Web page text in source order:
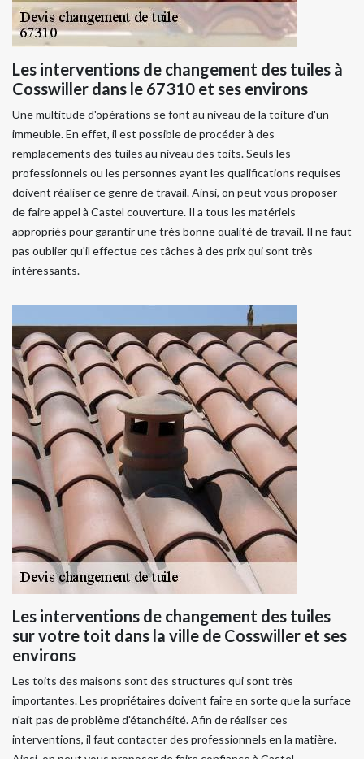
Les interventions de changement des tuiles à
Cosswiller dans le 67310 et ses environs
Une multitude d'opérations se font au niveau de la toiture d'un
immeuble. En effet, il est possible de procéder à des
remplacements des tuiles au niveau des toits. Seuls les
professionnels ou les personnes ayant les qualifications requises
doivent réaliser ce genre de travail. Ainsi, on peut vous proposer
de faire appel à Castel couverture. Il a tous les matériels
appropriés pour garantir une très bonne qualité de travail. Il ne faut
pas oublier qu'il effectue ces tâches à des prix qui sont très
intéressants.
Les interventions de changement des tuiles
sur votre toit dans la ville de Cosswiller et ses
environs
Les toits des maisons sont des structures qui sont très
importantes. Les propriétaires doivent faire en sorte que la surface
n'ait pas de problème d'étanchéité. Afin de réaliser ces
interventions, il faut contacter des professionnels en la matière.